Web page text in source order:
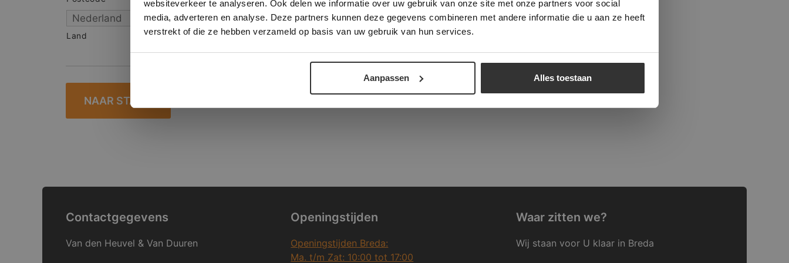
websiteverkeer te analyseren. Ook delen we informatie over uw gebruik van onze site met onze partners voor social
media, adverteren en analyse. Deze partners kunnen deze gegevens combineren met andere informatie die u aan ze heeft
verstrekt of die ze hebben verzameld op basis van uw gebruik van hun services.
Aanpassen Alles toestaan
Land
Contactgegevens
Van den Heuvel & Van Duuren
Openingstijden
Openingstijden Breda:
Ma. t/m Zat: 10:00 tot 17:00
Waar zitten we?
Wij staan voor U klaar in Breda
ALLES ACCEPTEREN ALLES AFWIJZEN